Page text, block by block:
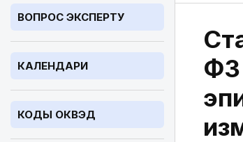
ВОПРОС ЭКСПЕРТУ
КАЛЕНДАРИ
КОДЫ ОКВЭД
ФЗ